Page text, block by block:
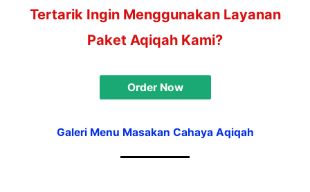
Tertarik Ingin Menggunakan Layanan
Paket Aqiqah Kami?
Order Now
Galeri Menu Masakan Cahaya Aqiqah